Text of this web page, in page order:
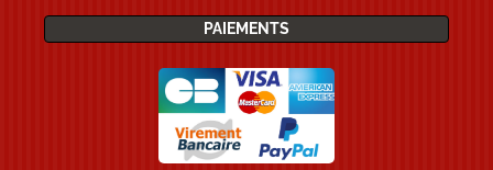
PAIEMENTS